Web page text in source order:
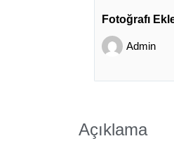
Fotoğrafı
Admin
Açıklama